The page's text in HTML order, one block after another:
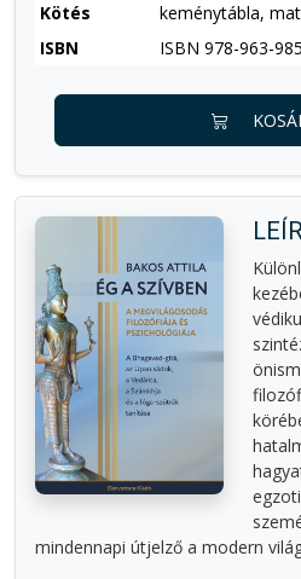
Kötés
keménytábla,
ISBN
ISBN 978-963-
mindennapi útjelző a modern